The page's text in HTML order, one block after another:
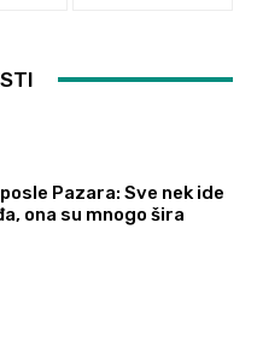
Pazara: Sve nek ide
ona su mnogo šira